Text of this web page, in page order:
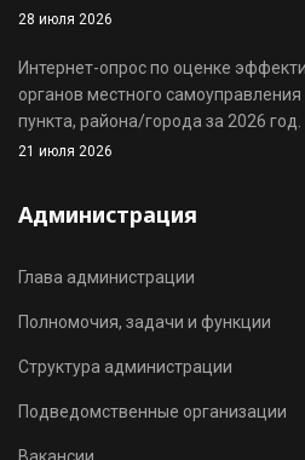
28 июля 2026
Интернет-опрос по оценке
органов местного
пункта, района/города за 2026 год.
21 июля 2026
Администрация
Глава администрации
Полномочия, задачи и функции
Структура администрации
Подведомственные организации